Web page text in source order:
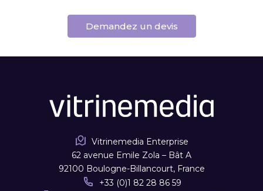
Demandez un devis
Vitrinemedia Enterprise
62 avenue Emile Zola – Bât A
92100 Boulogne-Billancourt, France
+33 (0)1 82 28 86 59